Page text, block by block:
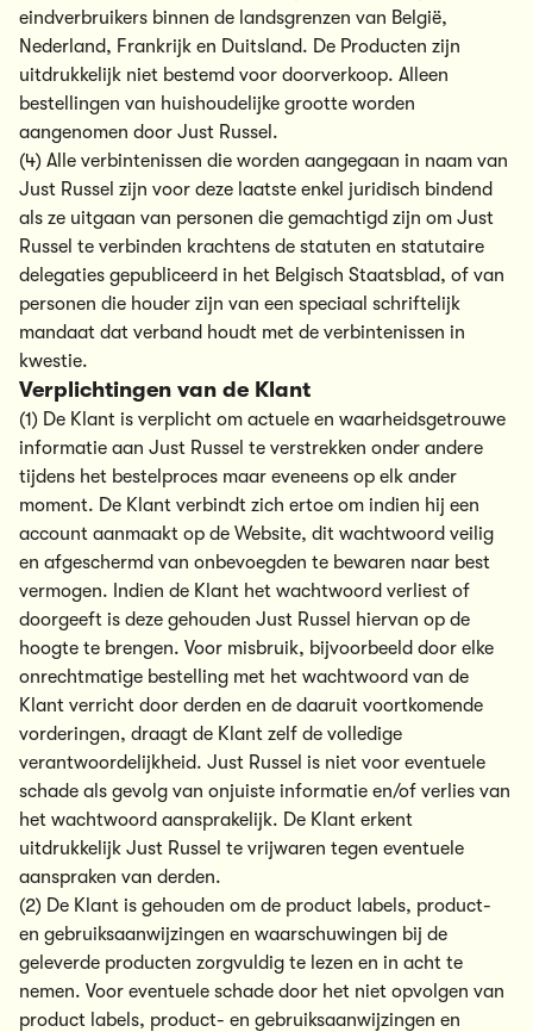
eindverbruikers binnen de landsgrenzen van België,
Nederland, Frankrijk en Duitsland. De Producten zijn
uitdrukkelijk niet bestemd voor doorverkoop. Alleen
bestellingen van huishoudelijke grootte worden
aangenomen door Just Russel.
(4) Alle verbintenissen die worden aangegaan in naam van
Just Russel zijn voor deze laatste enkel juridisch bindend
als ze uitgaan van personen die gemachtigd zijn om Just
Russel te verbinden krachtens de statuten en statutaire
delegaties gepubliceerd in het Belgisch Staatsblad, of van
personen die houder zijn van een speciaal schriftelijk
mandaat dat verband houdt met de verbintenissen in
kwestie.
Verplichtingen van de Klant
(1) De Klant is verplicht om actuele en waarheidsgetrouwe
informatie aan Just Russel te verstrekken onder andere
tijdens het bestelproces maar eveneens op elk ander
moment. De Klant verbindt zich ertoe om indien hij een
account aanmaakt op de Website, dit wachtwoord veilig
en afgeschermd van onbevoegden te bewaren naar best
vermogen. Indien de Klant het wachtwoord verliest of
doorgeeft is deze gehouden Just Russel hiervan op de
hoogte te brengen. Voor misbruik, bijvoorbeeld door elke
onrechtmatige bestelling met het wachtwoord van de
Klant verricht door derden en de daaruit voortkomende
vorderingen, draagt de Klant zelf de volledige
verantwoordelijkheid. Just Russel is niet voor eventuele
schade als gevolg van onjuiste informatie en/of verlies van
het wachtwoord aansprakelijk. De Klant erkent
uitdrukkelijk Just Russel te vrijwaren tegen eventuele
aanspraken van derden.
(2) De Klant is gehouden om de product labels, product-
en gebruiksaanwijzingen en waarschuwingen bij de
geleverde producten zorgvuldig te lezen en in acht te
nemen. Voor eventuele schade door het niet opvolgen van
product labels, product- en gebruiksaanwijzingen en